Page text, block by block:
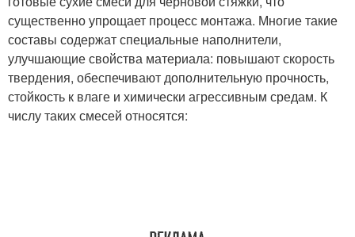
существенно упрощает процесс монтажа. Многие такие
составы содержат специальные наполнители,
улучшающие свойства материала: повышают скорость
твердения, обеспечивают дополнительную прочность,
стойкость к влаге и химически агрессивным средам. К
числу таких смесей относятся: